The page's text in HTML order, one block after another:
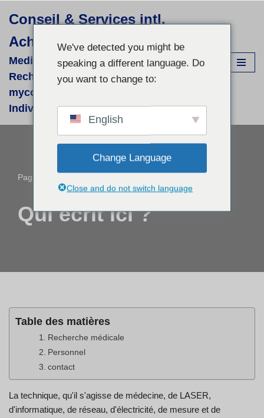
au
contenu
Conseil & Services intl.
Achim Görner
Medizinisch-wissenschaftliche
Recherchen für supportive phyto- &
mycologische Therapien - fallbezogene
Individual-Recherchen und Beratung
Page d'accueil
Qui écrit ici ?
Table des matières
Recherche médicale
Personnel
contact
La technique, qu'il s'agisse de médecine, de LASER,
d'informatique, de réseau, d'électricité, de mesure et de
We've detected you might be
speaking a different language. Do
you want to change to:
English
Change Language
Close and do not switch language